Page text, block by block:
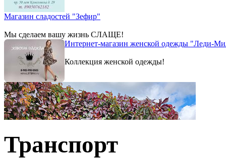
Магазин сладостей "Зефир"
Мы сделаем вашу жизнь СЛАЩЕ!
Интернет-магазин женской одежды "Леди-
Коллекция женской одежды!
Транспорт